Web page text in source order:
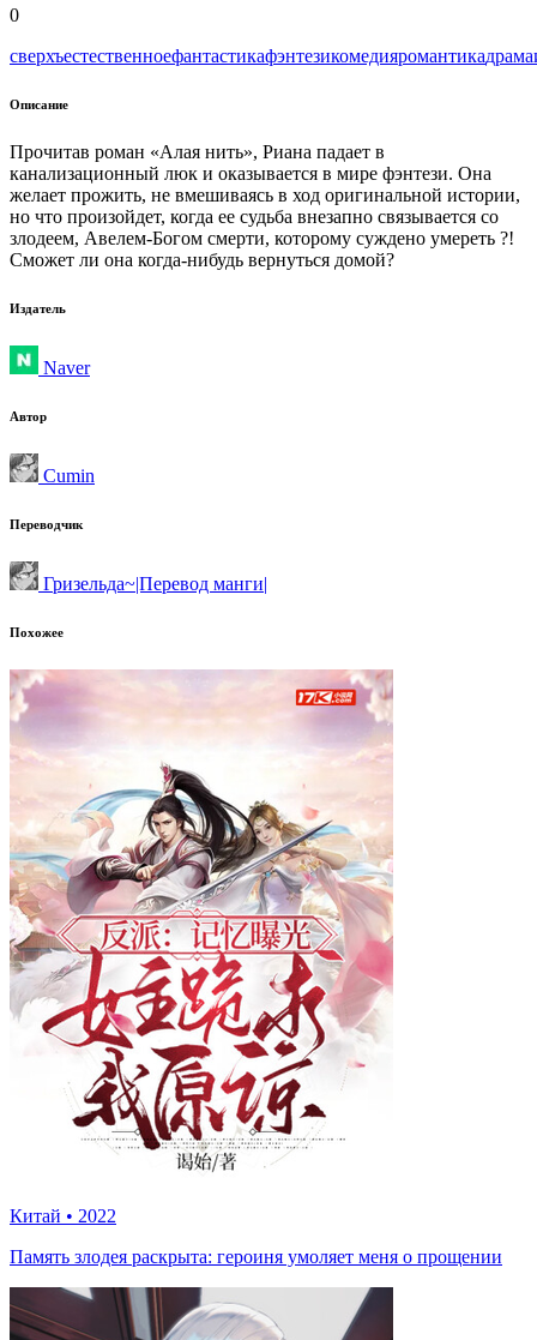
0
сверхъестественноефантастикафэнтезикомедияромантикадрама
Описание
Прочитав роман «Алая нить», Риана падает в
канализационный люк и оказывается в мире фэнтези. Она
желает прожить, не вмешиваясь в ход оригинальной истории,
но что произойдет, когда ее судьба внезапно связывается со
злодеем, Авелем-Богом смерти, которому суждено умереть ?!
Сможет ли она когда-нибудь вернуться домой?
Издатель
Naver
Автор
Cumin
Переводчик
Гризельда~|Перевод манги|
Похожее
Китай • 2022
Память злодея раскрыта: героиня умоляет меня о прощении